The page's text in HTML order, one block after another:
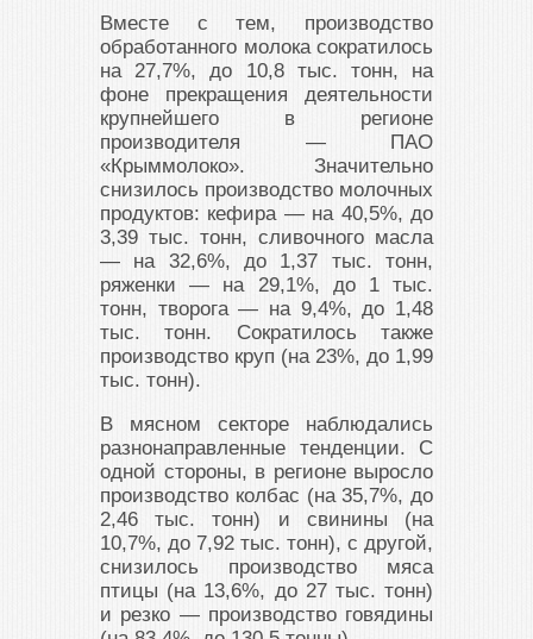
Вместе с тем, производство
обработанного молока сократилось
на 27,7%, до 10,8 тыс. тонн, на
фоне прекращения деятельности
крупнейшего в регионе
производителя — ПАО
«Крыммолоко». Значительно
снизилось производство молочных
продуктов: кефира — на 40,5%, до
3,39 тыс. тонн, сливочного масла
— на 32,6%, до 1,37 тыс. тонн,
ряженки — на 29,1%, до 1 тыс.
тонн, творога — на 9,4%, до 1,48
тыс. тонн. Сократилось также
производство круп (на 23%, до 1,99
тыс. тонн).
В мясном секторе наблюдались
разнонаправленные тенденции. С
одной стороны, в регионе выросло
производство колбас (на 35,7%, до
2,46 тыс. тонн) и свинины (на
10,7%, до 7,92 тыс. тонн), с другой,
снизилось производство мяса
птицы (на 13,6%, до 27 тыс. тонн)
и резко — производство говядины